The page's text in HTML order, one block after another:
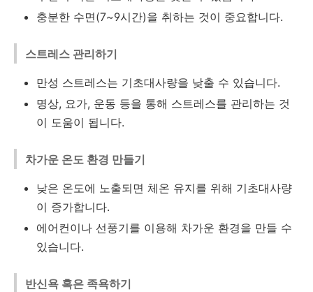
충분한 수면(7~9시간)을 취하는 것이 중요합니다.
스트레스 관리하기
만성 스트레스는 기초대사량을 낮출 수 있습니다.
명상, 요가, 운동 등을 통해 스트레스를 관리하는 것
이 도움이 됩니다.
차가운 온도 환경 만들기
낮은 온도에 노출되면 체온 유지를 위해 기초대사량
이 증가합니다.
에어컨이나 선풍기를 이용해 차가운 환경을 만들 수
있습니다.
반신욕 혹은 족욕하기